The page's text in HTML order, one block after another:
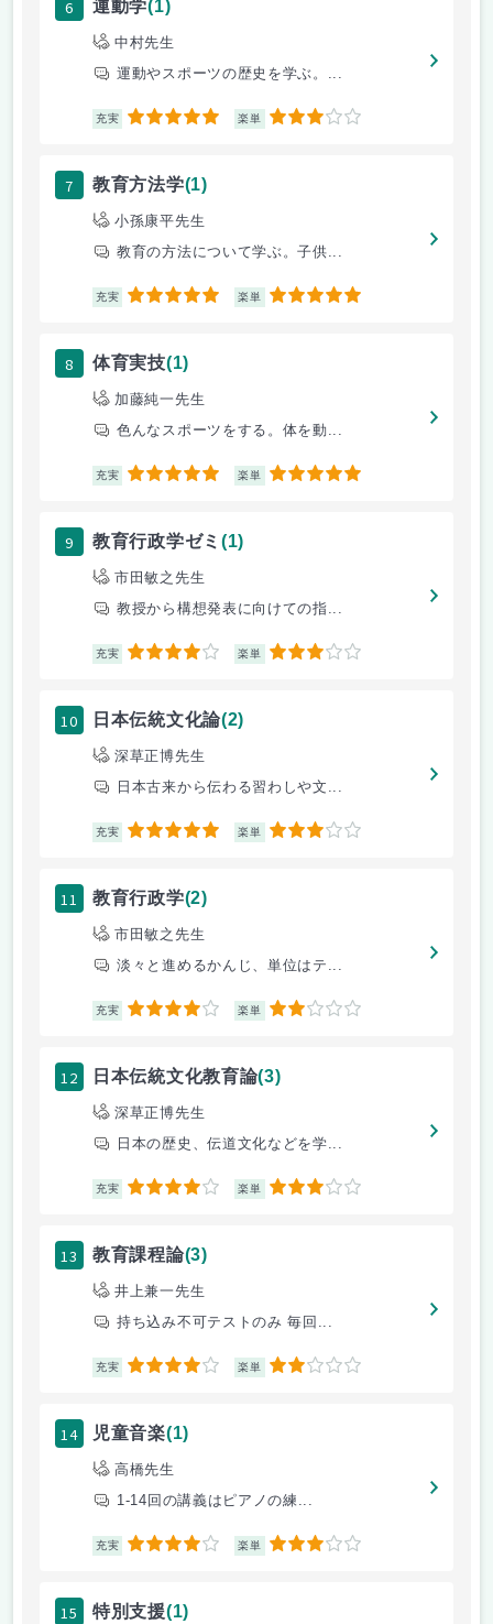
6 運動学(1)
中村先生
運動やスポーツの歴史を学ぶ。...
充実 5 楽単 3
7 教育方法学(1)
小孫康平先生
教育の方法について学ぶ。子供...
充実 5 楽単 5
8 体育実技(1)
加藤純一先生
色んなスポーツをする。体を動...
充実 5 楽単 5
9 教育行政学ゼミ (1)
市田敏之先生
教授から構想発表に向けての指...
充実 4 楽単 3
10 日本伝統文化論(2)
深草正博先生
日本古来から伝わる習わしや文...
充実 5 楽単 3
11 教育行政学(2)
市田敏之先生
淡々と進めるかんじ、単位はテ...
充実 4 楽単 2
12 日本伝統文化教育論(3)
深草正博先生
日本の歴史、伝道文化などを学...
充実 4 楽単 3
13 教育課程論(3)
井上兼一先生
持ち込み不可テストのみ 毎回...
充実 4 楽単 2
14 児童音楽(1)
高橋先生
1-14回の講義はピアノの練...
充実 4 楽単 3
15 特別支援(1)